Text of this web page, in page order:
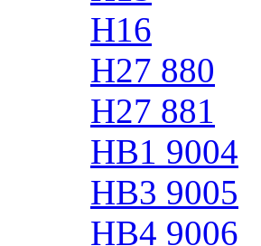
H16
H27 880
H27 881
HB1 9004
HB3 9005
HB4 9006